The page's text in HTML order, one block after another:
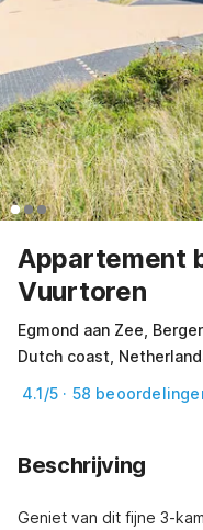
Appartement
Vuurtoren
Egmond aan Zee,
Dutch coast,
4.1/5 · 58
Beschrijving
Geniet van dit fijne 3-